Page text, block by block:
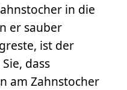
in die
er sauber
ist der
dass
am Zahnstocher